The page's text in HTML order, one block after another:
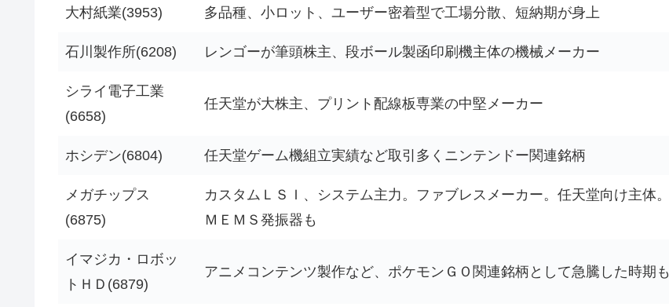
大村紙業(3953) 多品種、小ロット、ユーザー密着型で工場分散、短納期が身上
石川製作所(6208) レンゴーが筆頭株主、段ボール製函印刷機主体の機械メーカー
シライ電子工業
(6658)
任天堂が大株主、プリント配線板専業の中堅メーカー
ホシデン(6804) 任天堂ゲーム機組立実績など取引多くニンテンドー関連銘柄
メガチップス
(6875)
カスタムＬＳＩ、システム主力。ファブレスメーカー。任天堂向け主体。
ＭＥＭＳ発振器も
イマジカ・ロボッ
トＨＤ(6879)
アニメコンテンツ製作など、ポケモンＧＯ関連銘柄として急騰した時期も